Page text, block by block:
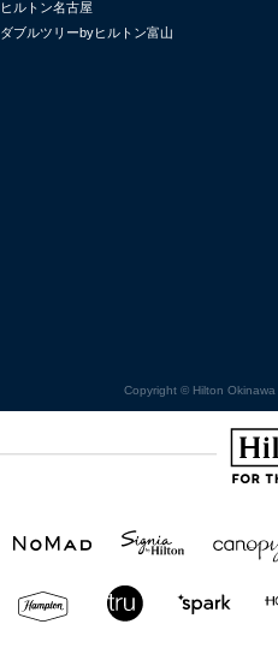
ヒルトン名古屋
ダブルツリーbyヒルトン富山
Copyright © Hilton
Hilton
by
Hilton
Tru
by
Hilton
Hilton